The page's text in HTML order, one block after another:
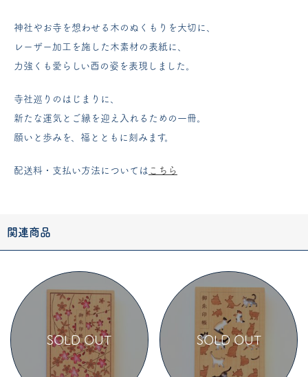
神社やお寺を想わせる木のぬくもりを大切に、
レーザー加工を施した木素材の表紙に、
力強くも愛らしい酉の姿を表現しました。
寺社巡りのはじまりに、
新たな運気とご縁を迎え入れるための一冊。
願いと歩みを、福とともに刻みます。
配送料・支払い方法については こちら
関連商品
SOLD OUT SOLD OUT